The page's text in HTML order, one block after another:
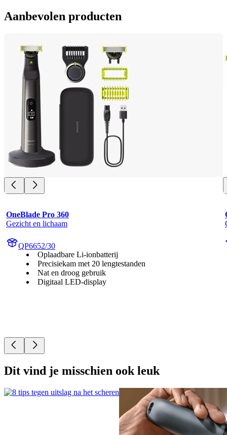
Aanbevolen producten
OneBlade Pro 360
Gezicht en lichaam
QP6652/30
Oplaadbare Li-ionbatterij
Precisiekam met 20 lengtestanden
Nat en droog gebruik
Digitaal LED-display
Dit vind je misschien ook leuk